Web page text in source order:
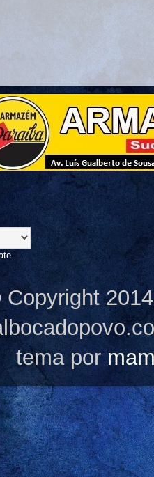
tema por